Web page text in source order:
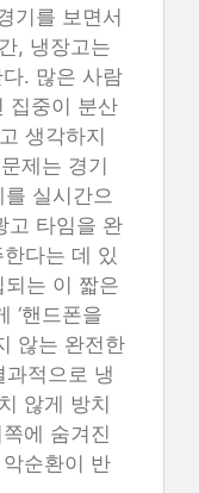
기를 보면서
, 냉장고는
. 많은 사람
집중이 분산
생각하지
제는 경기
실시간으
고 타임을 완
한다는 데 있
는 이 짧은
‘핸드폰을
않는 완전한
과적으로 냉
않게 방치
에 숨겨진
순환이 반